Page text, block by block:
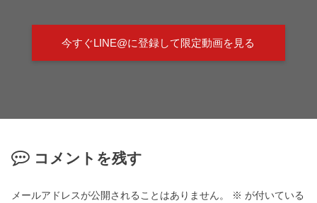
今すぐLINE@に登録して限定動画を見る
コメントを残す
メールアドレスが公開されることはありません。 ※ が付いている